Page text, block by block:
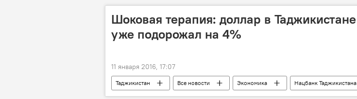
Шоковая терапия: доллар в Таджикистане
уже подорожал на 4%
11 января 2016, 17:07
Таджикистан Все новости Экономика Нацбанк Таджикистана